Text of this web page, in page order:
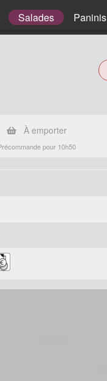
Salades Paninis
À emporter
pour 10h50